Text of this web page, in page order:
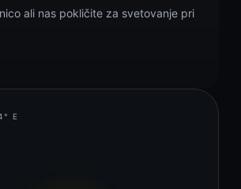
ali nas pokličite za svetovanje pri
E